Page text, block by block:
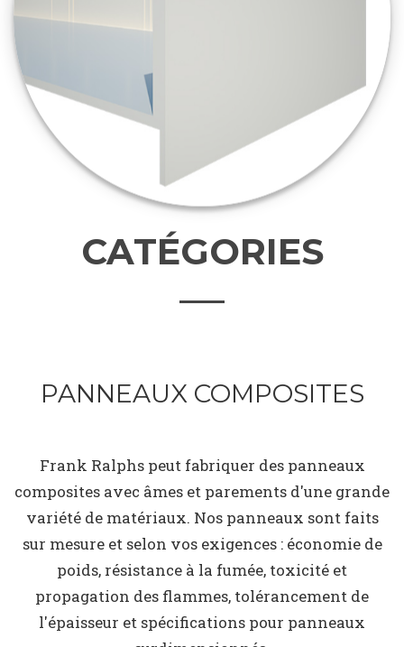
CATÉGORIES
PANNEAUX COMPOSITES
Frank Ralphs peut fabriquer des panneaux
composites avec âmes et parements d'une grande
variété de matériaux. Nos panneaux sont faits
sur mesure et selon vos exigences : économie de
poids, résistance à la fumée, toxicité et
propagation des flammes, tolérancement de
l'épaisseur et spécifications pour panneaux